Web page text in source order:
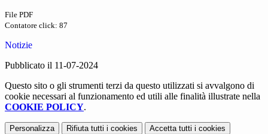
File PDF
Contatore click: 87
Notizie
Pubblicato il 11-07-2024
Questo sito o gli strumenti terzi da questo utilizzati si avvalgono di
cookie necessari al funzionamento ed utili alle finalità illustrate nella
COOKIE POLICY.
Personalizza Rifiuta tutti i cookies Accetta tutti i cookies